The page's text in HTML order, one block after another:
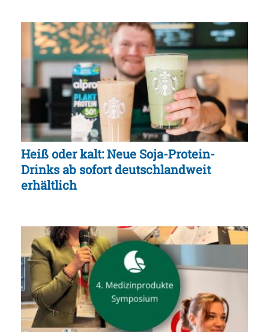
Heiß oder kalt: Neue Soja-Protein-
Drinks ab sofort deutschlandweit
erhältlich